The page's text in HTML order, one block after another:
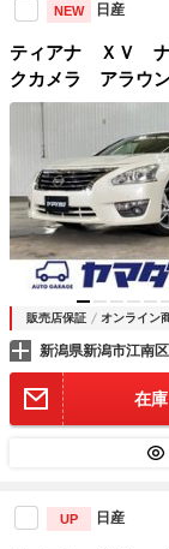
NEW 日産
ティアナ ＸＶ
クカメラ アラウ
シート 電動パワ
販売店保証 オンライン
新潟県新潟市江南区
在
UP 日産